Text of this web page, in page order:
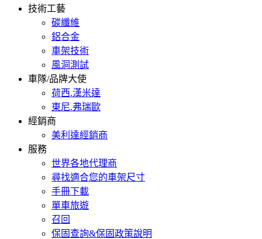
技術工藝
碳纖維
鋁合金
車架技術
風洞測試
車隊/品牌大使
荷西.漢米達
東尼.弗瑞歐
經銷商
美利達經銷商
服務
世界各地代理商
尋找適合您的車架尺寸
手冊下載
單車旅遊
召回
保固查詢&保固政策說明